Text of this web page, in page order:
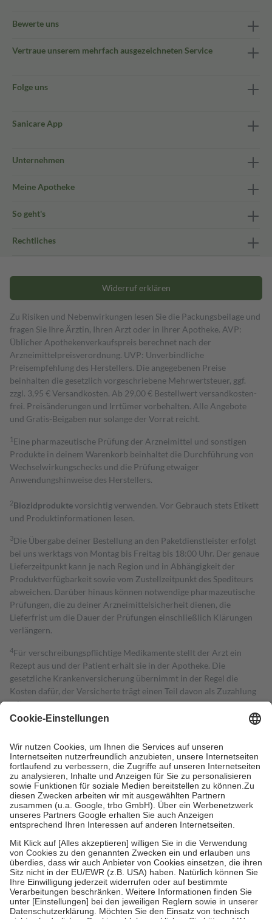
Bewerte uns
Vertraue unserem mehrfach ausgezeichneten Service
Folge uns
Sanicare App
Unternehmen
Meine Apotheke
So geht's
Rechtliches
Widerruf erklären
Zu Risiken und Nebenwirkungen lesen Sie die Packungsbeilage und
fragen Sie Ihre Ärztin, Ihren Arzt oder in Ihrer Apotheke. AVP:
Üblicher Apothekenverkaufspreis berechnet nach der
Arzneimittelpreisverordnung. UVP: Unverbindliche
Preisempfehlung des Herstellers. Die angegebenen Preise
beinhalten die gesetzlich vorgeschriebene Mehrwertsteuer, ggf.
zzgl. 3,95 € Versandkosten. Ab 29,00 € Bestell­wert versand­kosten­
frei. Preisänderungen und Irrtümer vorbehalten. Alle Angebote
und Gratis-Beigaben nur solange der Vorrat reicht.
1 Eine pharmazeutische Prüfung der Arzneimittel und sonstigen
Produkte in deinem Warenkorb beinhaltet die Durchführung von
Wechselwirkungschecks und die Prüfung etwaiger
Anwendungshinweise des Herstellers.
2Biozidproduktevorsichtig verwenden. Vor Gebrauch stets Etikett
und Produktinformationen lesen.
3Die Übergabe deiner Bestellung an den Paketdienstleister erfolgt
bei uns werktags von Montag bis Freitag bis 18:00 Uhr. Der genaue
Lieferzeitpunkt kann je nach Region und in Abhängigkeit der
Produktverfügbarkeit sowie vom Zustellzeitpunkt des Spediteurs
abweichen. Darüber hinaus können notwendige pharmazeutische
Prüfungen, die zu deiner Arzneimittelsicherheit dienen, die
Lieferfrist um die Dauer der Prüfungen einschließlich Klärungen
verlängern.
4Für verschreibungspflichtige Medikamente stellt der Arzt ein
Rezept aus und der Patient erhält sie in der Apotheke. Die
gesetzliche Krankenversicherung übernimmt in der Regel die
Kosten dafür, der Versicherte trägt einen Teil davon als Zuzahlung
mit.
Grundsätzlich leisten Mitglieder Zuzahlungen in Höhe von zehn
höchstens zehn Euro.
Es sind jedoch nie mehr als die tatsächlichen
Kosten der Leistung zu entrichten.
Diese Regeln gelten grundsätzlich auch für Online-Apotheken.
Bei Heilmitteln und häuslicher Krankenpflege beträgt die
Zuzahlung zehn Prozent der Kosten sowie zehn Euro je
Verordnung.
Um das Engagement der Versicherten für ihre eigene Gesundheit zu
stärken und die besondere Stellung der Familie zu unterstützen,
fallenkeine Zuzahlungenan bei:
• Kindern und Jugendlichen bis zum vollendeten 18. Lebensjahr
mit Ausnahme der Fahrkosten
• Untersuchungen zur Vorsorge und Früherkennung, die von der
GKV getragen werden
• empfohlenen Schutzimpfungen